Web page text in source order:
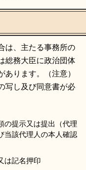
は、主たる事務所の
総務大臣に政治団体
あります。（注意）
写し及び同意書が必
の提示又は提出（代理
当該代理人の本人確認
は記名押印